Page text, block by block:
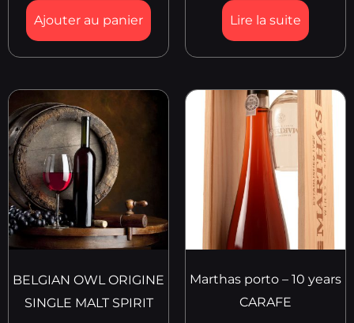
Ajouter au panier Lire la suite
BELGIAN OWL ORIGINE
SINGLE MALT SPIRIT
Marthas porto – 10 years
CARAFE